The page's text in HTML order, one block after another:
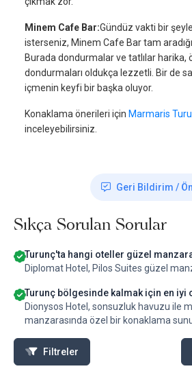
Minem Cafe Bar:Gündüz vakti bir
isterseniz, Minem Cafe Bar tam
Burada dondurmalar ve tatlılar harika,
dondurmaları oldukça lezzetli. Bir de
içmenin keyfi bir başka oluyor.
Konaklama önerileri için Marmaris
inceleyebilirsiniz.
Geri Bildirim /
Sıkça Sorulan Sorular
Turunç'ta hangi oteller güzel
Diplomat Hotel, Pilos Suites güzel
Turunç bölgesinde kalmak için en iyi
Dionysos Hotel, sonsuzluk havuzu ile
manzarasında özel bir konaklama
Filtreler